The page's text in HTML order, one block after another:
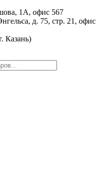
1А, офис 567
д. 75, стр. 21, офис
Казань)